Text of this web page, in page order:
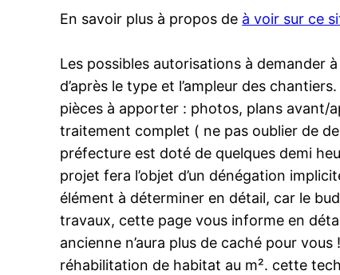
En savoir plus à propos de à voir sur ce
Les possibles autorisations à demander
d’après le type et l’ampleur des
pièces à apporter : photos, plans avant/
traitement complet ( ne pas oublier de
préfecture est doté de quelques demi
projet fera l’objet d’un dénégation
élément à déterminer en détail, car le
travaux, cette page vous informe en
ancienne n’aura plus de caché pour
réhabilitation de habitat au m². cette